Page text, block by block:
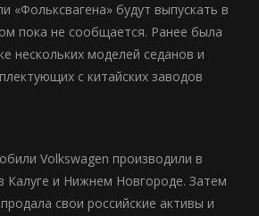
«Фольксвагена» будут выпускать в
пока не сообщается. Ранее была
нескольких моделей седанов и
с китайских заводов
Volkswagen производили в
Калуге и Нижнем Новгороде. Затем
свои российские активы и